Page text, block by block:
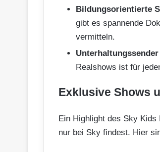
Bildungsorientierte
gibt es spannende
vermitteln.
Realshows ist für
Exklusive Shows
Ein Highlight des Sky
nur bei Sky findest. Hier